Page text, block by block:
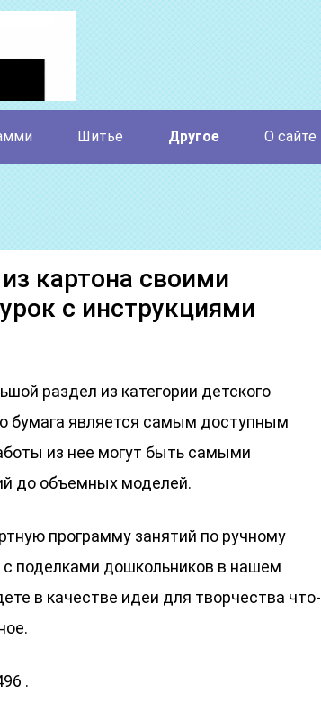
Шитьё Другое О сайте
картона своими
с инструкциями
раздел из категории детского
бумага является самым доступным
из нее могут быть самыми
до объемных моделей.
программу занятий по ручному
поделками дошкольников в нашем
в качестве идеи для творчества что-
.